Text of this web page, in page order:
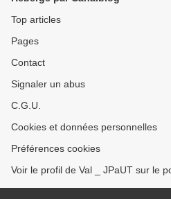
Top articles
Pages
Contact
Signaler un abus
C.G.U.
Cookies et données personnelles
Préférences cookies
Voir le profil de Val _ JPaUT sur le